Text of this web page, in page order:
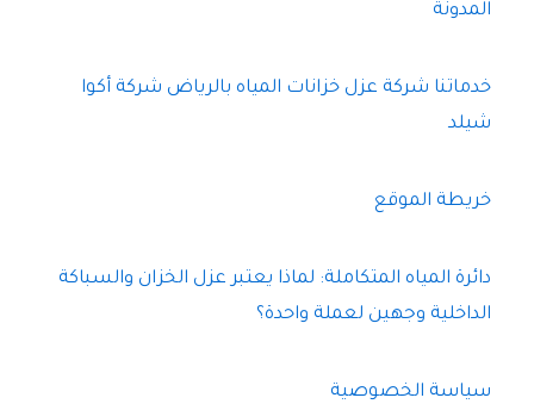
المدونة
خدماتنا شركة عزل خزانات المياه بالرياض شركة أكوا
شيلد
خريطة الموقع
دائرة المياه المتكاملة: لماذا يعتبر عزل الخزان والسباكة
الداخلية وجهين لعملة واحدة؟
سياسة الخصوصية